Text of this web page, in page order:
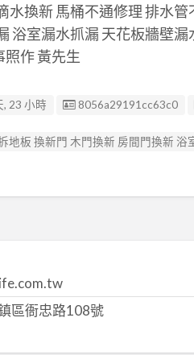
水換新 馬桶不通修理 排水管
浴室漏水抓漏 天花板牆壁漏
照作 黃先生
, 23 小時 廣告编號
8056a29191cc63c0
地板 換新門 木門換新 房間門換新 浴
區衙忠路108號